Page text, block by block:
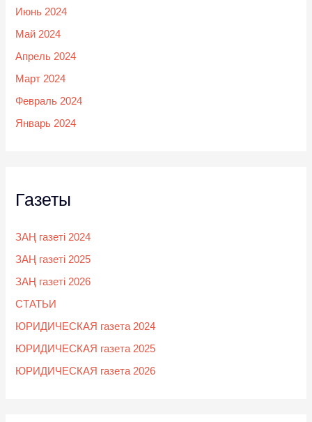
Июнь 2024
Май 2024
Апрель 2024
Март 2024
Февраль 2024
Январь 2024
Газеты
ЗАҢ газеті 2024
ЗАҢ газеті 2025
ЗАҢ газеті 2026
СТАТЬИ
ЮРИДИЧЕСКАЯ газета 2024
ЮРИДИЧЕСКАЯ газета 2025
ЮРИДИЧЕСКАЯ газета 2026